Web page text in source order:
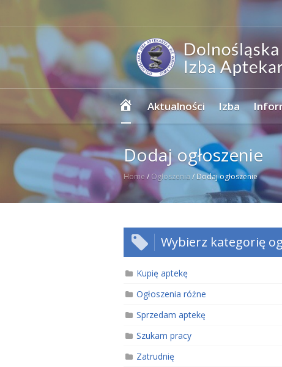
Strona
główna
Aktualności Izba
Dodaj ogłoszenie
Home / Ogłoszenia / Dodaj ogłoszenie
Wybierz kategorię
Kupię aptekę
Ogłoszenia różne
Sprzedam aptekę
Szukam pracy
Zatrudnię